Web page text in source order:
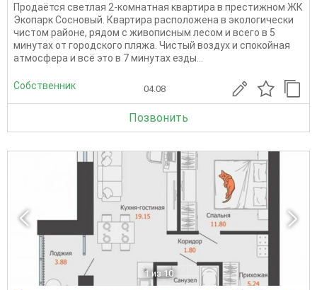
Продаётся светлая 2-комнатная квартира в престижном ЖК
Экопарк Сосновый. Квартира расположена в экологически
чистом районе, рядом с живописным лесом и всего в 5
минутах от городского пляжа. Чистый воздух и спокойная
атмосфера и всё это в 7 минутах езды...
Собственник 04.08
Позвонить
1 из 10